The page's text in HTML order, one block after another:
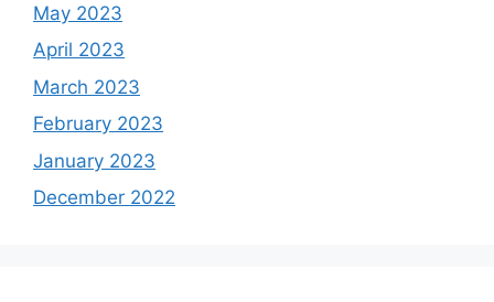
May 2023
April 2023
March 2023
February 2023
January 2023
December 2022